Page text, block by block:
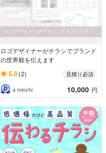
ロゴデザイナーがチラシでブランド
の世界観を伝えます
5.0(2)
見積り必須
a minchi
10,000 円